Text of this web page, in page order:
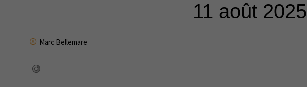
11 août 2025
Marc Bellemare